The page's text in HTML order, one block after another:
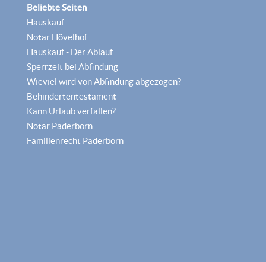
Beliebte Seiten
Hauskauf
Notar Hövelhof
Hauskauf - Der Ablauf
Sperrzeit bei Abfindung
Wieviel wird von Abfindung abgezogen?
Behindertentestament
Kann Urlaub verfallen?
Notar Paderborn
Familienrecht Paderborn